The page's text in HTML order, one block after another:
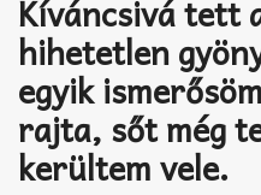
Kíváncsivá tett
hihetetlen
egyik
rajta, sőt még
kerültem vele.